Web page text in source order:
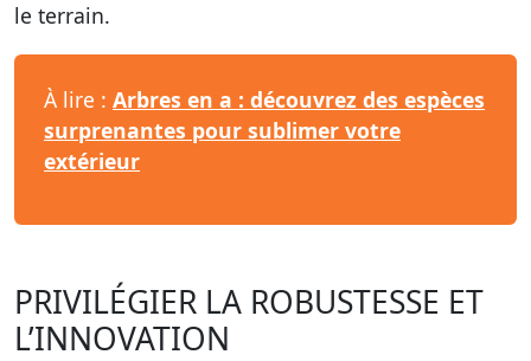
le terrain.
À lire : Arbres en a : découvrez des espèces
surprenantes pour sublimer votre
extérieur
PRIVILÉGIER LA ROBUSTESSE ET
L’INNOVATION